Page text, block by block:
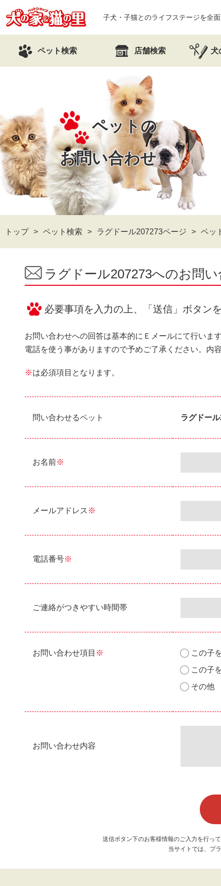
子犬・子猫とのライフステージを全
ペット検索 店舗検索 犬
ペットの
お問い合わせ
トップ ペット検索 ラグドール207273ページ ペッ
ラグドール207273へのお問
必要事項を入力の上、「送信」ボタン
お問い合わせへの回答は基本的にＥメールにて行いま
電話を使う事がありますので予めご了承ください。内
※は必須項目となります。
問い合わせるペット ラグドー
お名前※
メールアドレス ※
電話番号※
ご連絡がつきやすい時間帯
お問い合わせ項目 ※
この子
この子
その他
お問い合わせ内容
送信ボタン下のお客様情報のご入力を行っ
当サイトでは、プ